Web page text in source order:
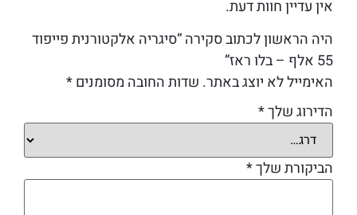
אין עדיין חוות דעת.
היה הראשון לכתוב סקירה “סיגריה אלקטורנית פייפוד
55 אלף – בלו ראז”
האימייל לא יוצג באתר. שדות החובה מסומנים*
הדירוג שלך*
הביקורת שלך*